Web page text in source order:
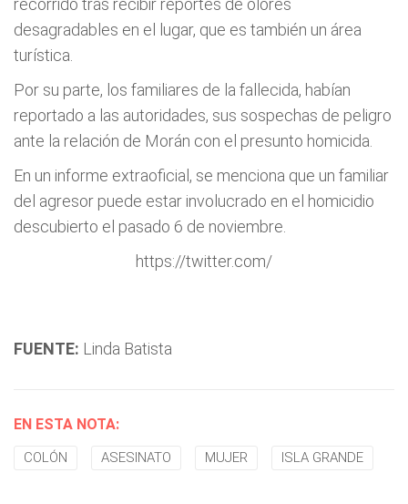
recorrido tras recibir reportes de olores
desagradables en el lugar, que es también un área
turística.
Por su parte, los familiares de la fallecida, habían
reportado a las autoridades, sus sospechas de peligro
ante la relación de Morán con el presunto homicida.
En un informe extraoficial, se menciona que un familiar
del agresor puede estar involucrado en el homicidio
descubierto el pasado 6 de noviembre.
https://twitter.com/
FUENTE: Linda Batista
EN ESTA NOTA:
COLÓN ASESINATO MUJER ISLA GRANDE